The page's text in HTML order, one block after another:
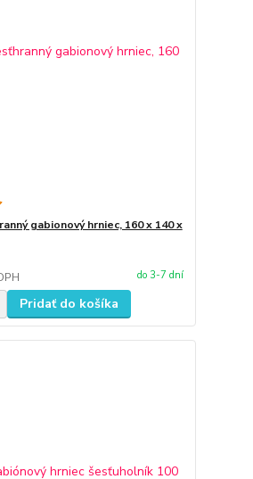
gabionový hrniec, 160 x 140 x
do 3-7 dní
Pridať do košíka